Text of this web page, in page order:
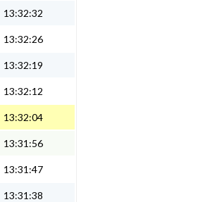
13:32:32
13:32:26
13:32:19
13:32:12
13:32:04
13:31:56
13:31:47
13:31:38